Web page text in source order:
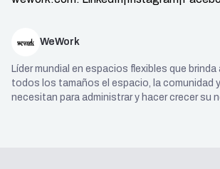
WeWork
Líder mundial en espacios flexibles que brinda
todos los tamaños el espacio, la comunidad
necesitan para administrar y hacer crecer su